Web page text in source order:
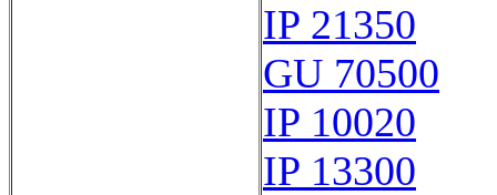
IP 21350
GU 70500
IP 10020
IP 13300